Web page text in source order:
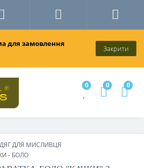
для замовлення
Закрити
0 0 0
ДЛЯ МИСЛИВЦЯ
- БОЛО